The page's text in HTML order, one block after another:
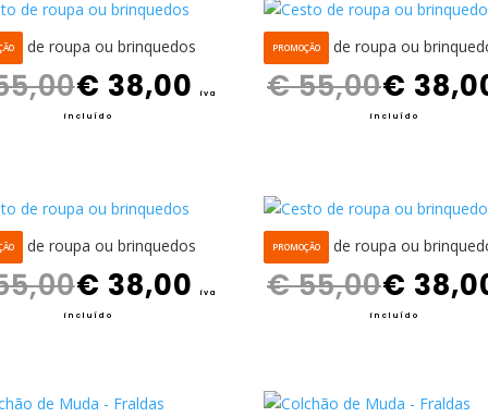
de roupa ou brinquedos
€ 38,00 iva
incluído
PROMOÇÃO
Cesto de roupa ou
€55,00€
incluído
de roupa ou brinquedos
€ 38,00 iva
incluído
PROMOÇÃO
Cesto de roupa ou
€55,00€
incluído